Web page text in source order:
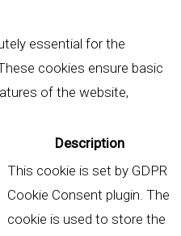
essential for the
cookies ensure basic
of the website,
Description
This cookie is set by GDPR
Cookie Consent plugin. The
cookie is used to store the